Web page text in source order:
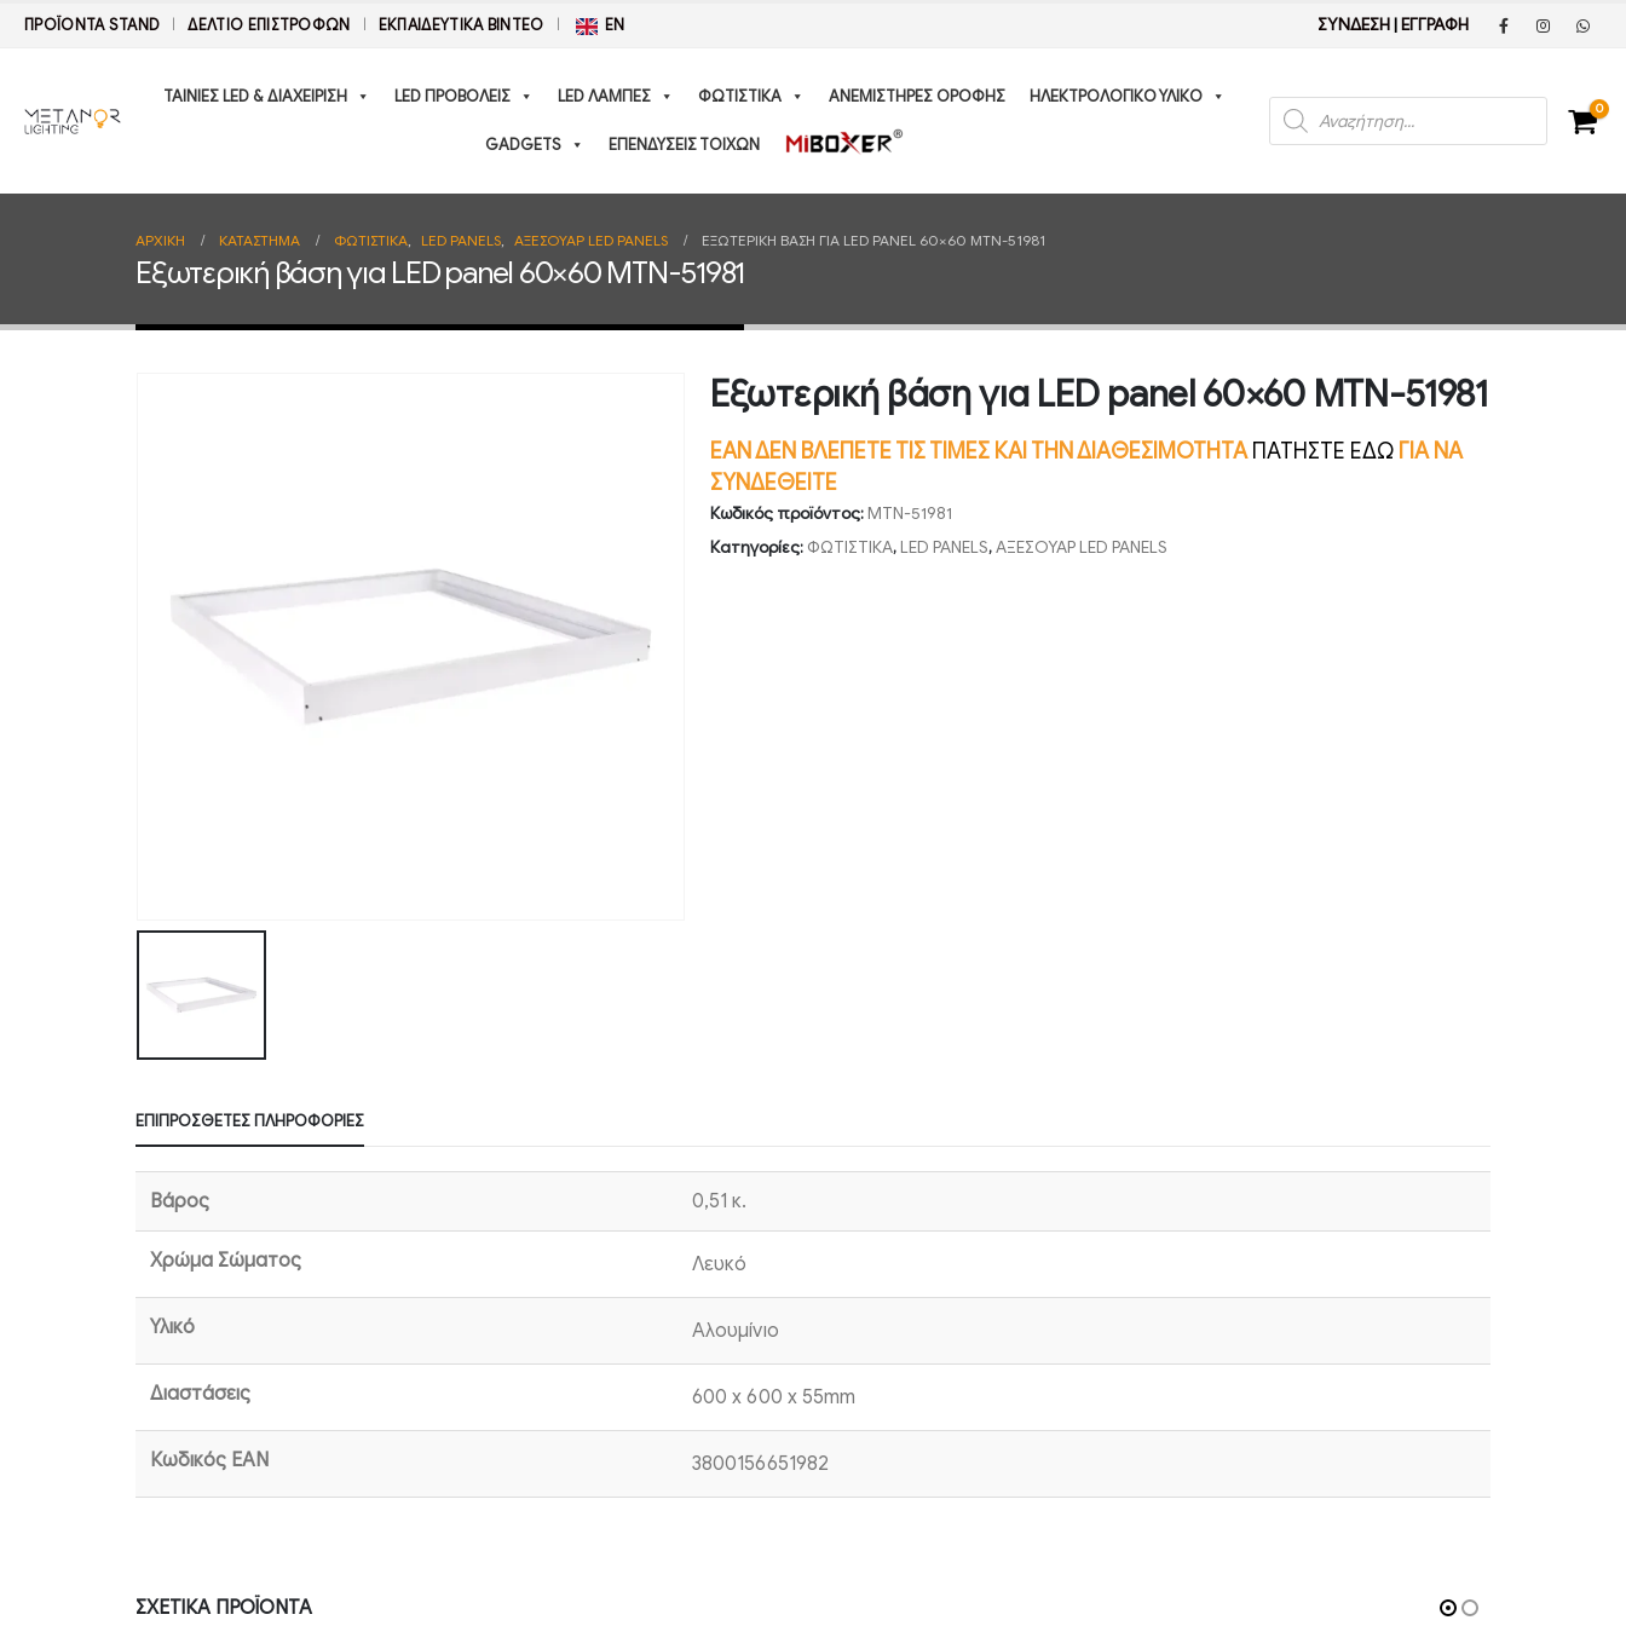
ΠΡΟΪΟΝΤΑ STAND ΔΕΛΤΊΟ ΕΠΙΣΤΡΟΦΏΝ ΕΚΠΑΙΔΕΥΤΙΚΑ ΒΙΝΤΕΟ EN ΣΥΝΔΕΣΗ| ΕΓΓΡΑΦΗ
ΤΑΙΝΙΕΣ LED & ΔΙΑΧΕΙΡΙΣΗ LED ΠΡΟΒΟΛΕΙΣ LED ΛΑΜΠΕΣ ΦΩΤΙΣΤΙΚΑ ΑΝΕΜΙΣΤΗΡΕΣ ΟΡΟΦΗΣ ΗΛΕΚΤΡΟΛΟΓΙΚΟ ΥΛΙΚΟ
GADGETS ΕΠΕΝΔΥΣΕΙΣ ΤΟΙΧΩΝ
Products
search
0
ΑΡΧΙΚΉ ΚΑΤΆΣΤΗΜΑ ΦΩΤΙΣΤΙΚΑ, LED PANELS, ΑΞΕΣΟΥΑΡ LED PANELS ΕΞΩΤΕΡΙΚΉ ΒΆΣΗ ΓΙΑ LED PANEL 60×60 MTN-51981
Εξωτερική βάση για LED panel 60×60 MTN-51981
Εξωτερική βάση για LED panel 60×60 MTN-51981
ΕΑΝ ΔΕΝ ΒΛΕΠΕΤΕ ΤΙΣ ΤΙΜΕΣ ΚΑΙ ΤΗΝ ΔΙΑΘΕΣΙΜΟΤΗΤΑΠΑΤΗΣΤΕ ΕΔΩ ΓΙΑ ΝΑ
ΣΥΝΔΕΘΕΙΤΕ
Κωδικός προϊόντος:MTN-51981
Κατηγορίες: ΦΩΤΙΣΤΙΚΑ,LED PANELS,ΑΞΕΣΟΥΑΡ LED PANELS
ΕΠΙΠΡΌΣΘΕΤΕΣ ΠΛΗΡΟΦΟΡΊΕΣ
Βάρος 0,51 κ.
Χρώμα Σώματος Λευκό
Υλικό Αλουμίνιο
Διαστάσεις 600 x 600 x 55mm
Κωδικός EAN 3800156651982
ΣΧΕΤΙΚΆ ΠΡΟΪΌΝΤΑ